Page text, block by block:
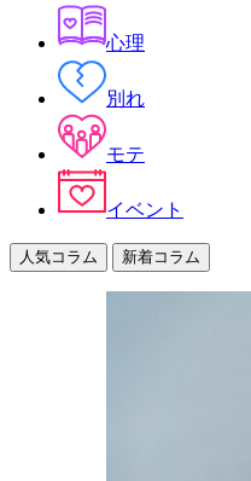
心理
別れ
モテ
イベント
人気コラム 新着コラム